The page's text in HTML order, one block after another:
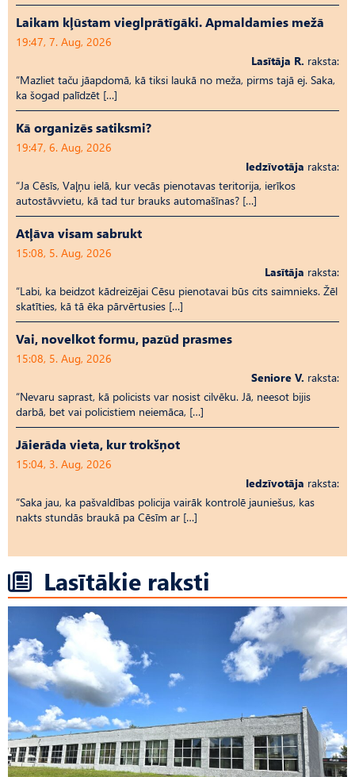
Laikam kļūstam vieglprātīgāki. Apmaldamies mežā
19:47, 7. Aug, 2026
Lasītāja R. raksta:
“Mazliet taču jāapdomā, kā tiksi laukā no meža, pirms tajā ej. Saka,
ka šogad palīdzēt […]
Kā organizēs satiksmi?
19:47, 6. Aug, 2026
Iedzīvotāja raksta:
“Ja Cēsīs, Vaļņu ielā, kur vecās pienotavas teritorija, ierīkos
autostāvvietu, kā tad tur brauks automašīnas? […]
Atļāva visam sabrukt
15:08, 5. Aug, 2026
Lasītāja raksta:
“Labi, ka beidzot kādreizējai Cēsu pienotavai būs cits saimnieks. Žēl
skatīties, kā tā ēka pārvērtusies […]
Vai, novelkot formu, pazūd prasmes
15:08, 5. Aug, 2026
Seniore V. raksta:
“Nevaru saprast, kā policists var nosist cilvēku. Jā, neesot bijis
darbā, bet vai policistiem neiemāca, […]
Jāierāda vieta, kur trokšņot
15:04, 3. Aug, 2026
Iedzīvotāja raksta:
“Saka jau, ka pašvaldības policija vairāk kontrolē jauniešus, kas
nakts stundās braukā pa Cēsīm ar […]
Lasītākie raksti